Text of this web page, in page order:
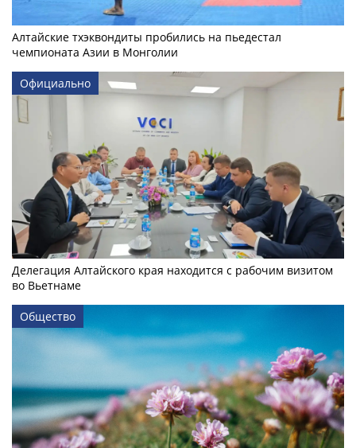
Алтайские тхэквондиты пробились на пьедестал
чемпионата Азии в Монголии
Официально
Делегация Алтайского края находится с рабочим визитом
во Вьетнаме
Общество